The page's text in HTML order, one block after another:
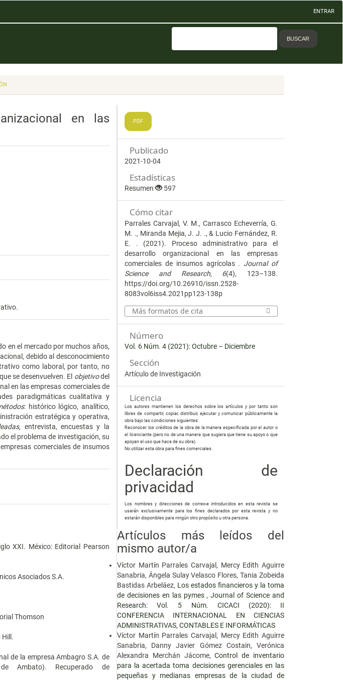
ENTRAR
BUSCAR
en las
en el mercado por muchos años,
debido al desconocimiento
como laboral, por tanto, no
se desenvuelven. El objetivodel
en las empresas comerciales de
paradigmáticas cualitativa y
: histórico lógico, analítico,
estratégica y operativa,
entrevista, encuestas y la
el problema de investigación, su
comerciales de insumos
XXI. México: Editorial Pearson
Asociados S.A.
Thomson
Hill.
de la empresa Ambagro S.A. de
Ambato). Recuperado de
PDF
Publicado
2021-10-04
Estadísticas
Resumen 597
Cómo citar
Parrales Carvajal, V. M., Carrasco Echeverría, G.
M. ., Miranda Mejia, J. J. ., & Lucio Fernández, R.
E. . (2021). Proceso administrativo para el
desarrollo organizacional en las empresas
comerciales de insumos agrícolas . Journal of
Science and Research, 6(4), 123–138.
https://doi.org/10.26910/issn.2528-
8083vol6iss4.2021pp123-138p
Más formatos de cita
Número
Vol. 6 Núm. 4 (2021): Octubre – Diciembre
Sección
Artículo de Investigación
Licencia
Los autores mantienen los derechos sobre los artículos y por tanto son
libres de compartir, copiar, distribuir, ejecutar y comunicar públicamente la
obra bajo las condiciones siguientes:
Reconocer los créditos de la obra de la manera especificada por el autor o
el licenciante (pero no de una manera que sugiera que tiene su apoyo o que
apoyan el uso que hace de su obra).
No utilizar esta obra para fines comerciales.
Declaración de
privacidad
Los nombres y direcciones de correo-e introducidos en esta revista se
usarán exclusivamente para los fines declarados por esta revista y no
estarán disponibles para ningún otro propósito u otra persona.
Artículos más leídos del
mismo autor/a
Víctor Martín Parrales Carvajal, Mercy Edith Aguirre
Sanabria, Ángela Sulay Velasco Flores, Tania Zobeida
Bastidas Arbeláez, Los estados financieros y la toma
de decisiones en las pymes ,Journal of Science and
Research: Vol. 5 Núm. CICACI (2020): II
CONFERENCIA INTERNACIONAL EN CIENCIAS
ADMINISTRATIVAS, CONTABLES E INFORMÁTICAS
Víctor Martín Parrales Carvajal, Mercy Edith Aguirre
Sanabria, Danny Javier Gómez Costain, Verónica
Alexandra Merchán Jácome,Control de inventario
para la acertada toma decisiones gerenciales en las
pequeñas y medianas empresas de la ciudad de